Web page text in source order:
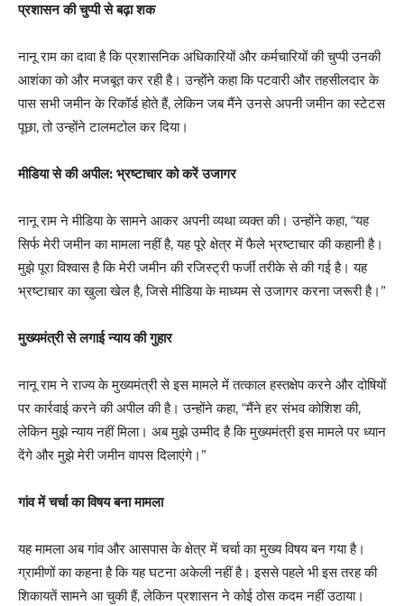
प्रशासन की चुप्पी से बढ़ा शक
नानू राम का दावा है कि प्रशासनिक अधिकारियों और कर्मचारियों की चुप्पी उनकी
आशंका को और मजबूत कर रही है। उन्होंने कहा कि पटवारी और तहसीलदार के
पास सभी जमीन के रिकॉर्ड होते हैं, लेकिन जब मैंने उनसे अपनी जमीन का स्टेटस
पूछा, तो उन्होंने टालमटोल कर दिया।
मीडिया से की अपील: भ्रष्टाचार को करें उजागर
नानू राम ने मीडिया के सामने आकर अपनी व्यथा व्यक्त की। उन्होंने कहा, “यह
सिर्फ मेरी जमीन का मामला नहीं है, यह पूरे क्षेत्र में फैले भ्रष्टाचार की कहानी है।
मुझे पूरा विश्वास है कि मेरी जमीन की रजिस्ट्री फर्जी तरीके से की गई है। यह
भ्रष्टाचार का खुला खेल है, जिसे मीडिया के माध्यम से उजागर करना जरूरी है।”
मुख्यमंत्री से लगाई न्याय की गुहार
नानू राम ने राज्य के मुख्यमंत्री से इस मामले में तत्काल हस्तक्षेप करने और दोषियों
पर कार्रवाई करने की अपील की है। उन्होंने कहा, “मैंने हर संभव कोशिश की,
लेकिन मुझे न्याय नहीं मिला। अब मुझे उम्मीद है कि मुख्यमंत्री इस मामले पर ध्यान
देंगे और मुझे मेरी जमीन वापस दिलाएंगे।”
गांव में चर्चा का विषय बना मामला
यह मामला अब गांव और आसपास के क्षेत्र में चर्चा का मुख्य विषय बन गया है।
ग्रामीणों का कहना है कि यह घटना अकेली नहीं है। इससे पहले भी इस तरह की
शिकायतें सामने आ चुकी हैं, लेकिन प्रशासन ने कोई ठोस कदम नहीं उठाया।